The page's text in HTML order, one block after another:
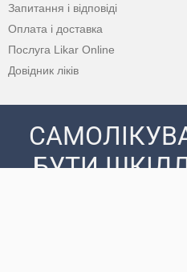
Запитання і відповіді
Оплата і доставка
Послуга Likar Online
Довідник ліків
БУТИ